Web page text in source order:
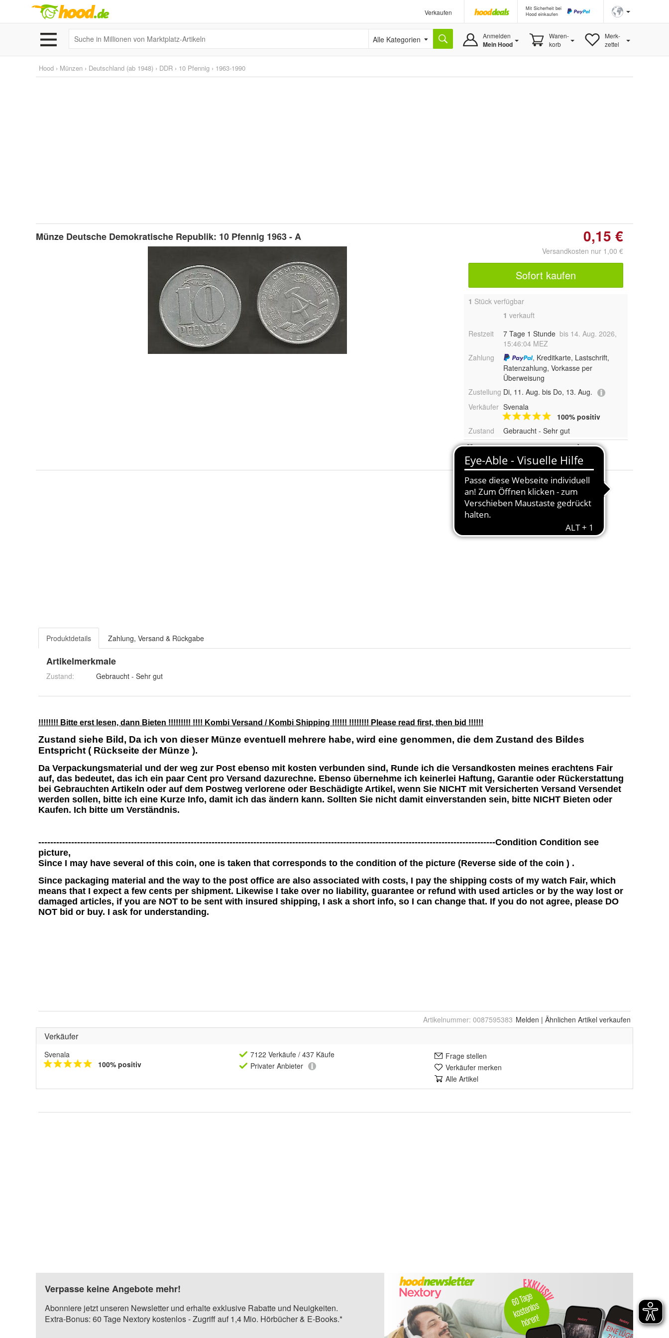
Verkaufen
Mit Sicherheit bei
Hood einkaufen
Alle Kategorien Anmelden
Mein Hood
Waren-
korb
Merk-
zettel
Hood › Münzen › Deutschland (ab 1948) › DDR › 10 Pfennig › 1963-1990
Münze Deutsche Demokratische Republik: 10 Pfennig 1963 - A 0,15 €
Versandkosten nur 1,00 €
Sofort kaufen
1 Stück verfügbar
1 verkauft
Restzeit
7 Tage 1 Stunde bis 14. Aug. 2026,
15:46:04 MEZ
Zahlung
, Kreditkarte, Lastschrift,
Ratenzahlung, Vorkasse per
Überweisung
Zustellung Di, 11. Aug. bis Do, 13. Aug.
Verkäufer Svenala
100% positiv
Zustand
Gebraucht - Sehr gut
Merken
Preis vorschlagen Teilen
Produktdetails Zahlung, Versand & Rückgabe
Artikelmerkmale
Zustand: Gebraucht - Sehr gut
Artikelnummer: 0087595383 Melden | Ähnlichen Artikel verkaufen
Verkäufer
Svenala
100% positiv
7122 Verkäufe / 437 Käufe
Privater Anbieter
Frage stellen
Verkäufer merken
Alle Artikel
Verpasse keine Angebote mehr!
Abonniere jetzt unseren Newsletter und erhalte exklusive Rabatte und Neuigkeiten.
Extra-Bonus: 60 Tage Nextory kostenlos - Zugriff auf 1,4 Mio. Hörbücher & E-Books.*